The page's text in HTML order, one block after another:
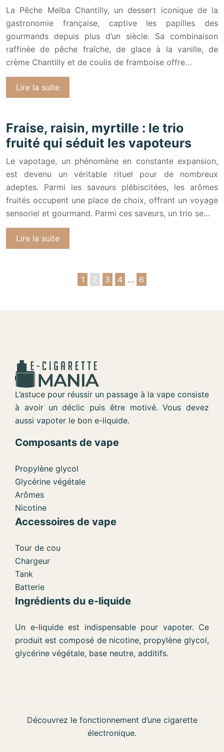
La Pêche Melba Chantilly, un dessert iconique de la
gastronomie française, captive les papilles des
gourmands depuis plus d’un siècle. Sa combinaison
raffinée de pêche fraîche, de glace à la vanille, de
crème Chantilly et de coulis de framboise offre…
Lire la suite
Fraise, raisin, myrtille : le trio
fruité qui séduit les vapoteurs
Le vapotage, un phénomène en constante expansion,
est devenu un véritable rituel pour de nombreux
adeptes. Parmi les saveurs plébiscitées, les arômes
fruités occupent une place de choix, offrant un voyage
sensoriel et gourmand. Parmi ces saveurs, un trio se…
Lire la suite
1 2 3 4 … 6
L’astuce pour réussir un passage à la vape consiste
à avoir un déclic puis être motivé. Vous devez
aussi vapoter le bon e-liquide.
Composants de vape
Propylène glycol
Glycérine végétale
Arômes
Nicotine
Accessoires de vape
Tour de cou
Chargeur
Tank
Batterie
Ingrédients du e-liquide
Un e-liquide est indispensable pour vapoter. Ce
produit est composé de nicotine, propylène glycol,
glycérine végétale, base neutre, additifs.
Découvrez le fonctionnement d’une cigarette
électronique.